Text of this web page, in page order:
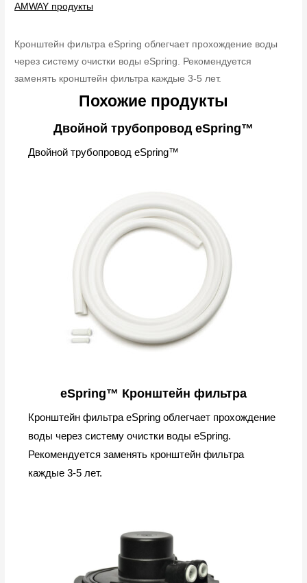
AMWAY продукты
Кронштейн фильтра eSpring облегчает прохождение воды
через систему очистки воды eSpring. Рекомендуется
заменять кронштейн фильтра каждые 3-5 лет.
Похожие продукты
Двойной трубопровод eSpring™
Двойной трубопровод eSpring™
eSpring™ Кронштейн фильтра
Кронштейн фильтра eSpring облегчает прохождение
воды через систему очистки воды eSpring.
Рекомендуется заменять кронштейн фильтра
каждые 3-5 лет.